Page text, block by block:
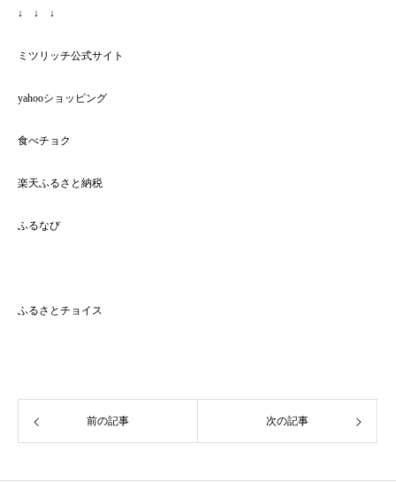
↓ ↓ ↓
ミツリッチ公式サイト
yahooショッピング
食べチョク
楽天ふるさと納税
ふるなび
ふるさとチョイス
前の記事 次の記事